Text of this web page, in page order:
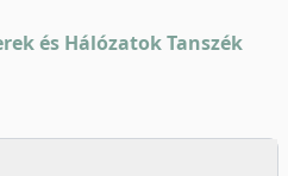
és Hálózatok Tanszék